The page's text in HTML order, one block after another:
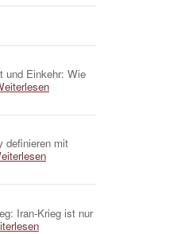
und Einkehr: Wie
definieren mit
Iran-Krieg ist nur